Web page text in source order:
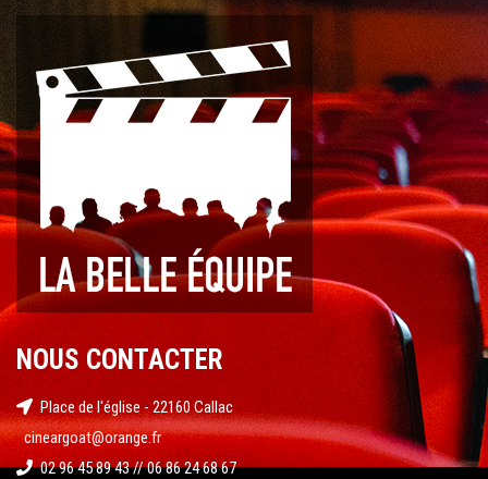
NOUS CONTACTER
Place de l'église - 22160 Callac
cineargoat@orange.fr
02 96 45 89 43 // 06 86 24 68 67